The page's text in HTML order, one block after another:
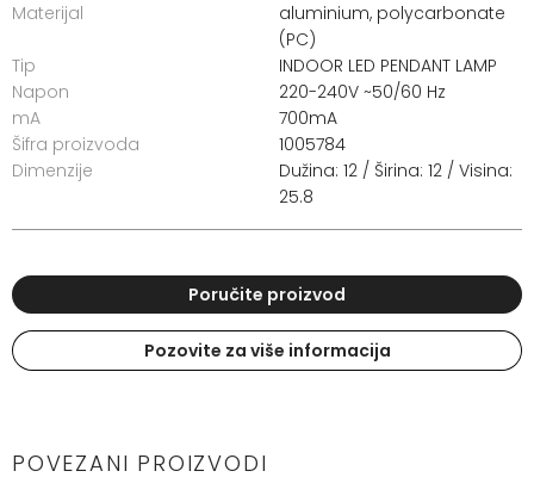
Materijal
aluminium, polycarbonate
(PC)
Tip
INDOOR LED PENDANT LAMP
Napon
220-240V ~50/60 Hz
mA
700mA
Šifra proizvoda
1005784
Dimenzije
Dužina: 12 / Širina: 12 / Visina:
25.8
Poručite proizvod
Pozovite za više informacija
POVEZANI PROIZVODI